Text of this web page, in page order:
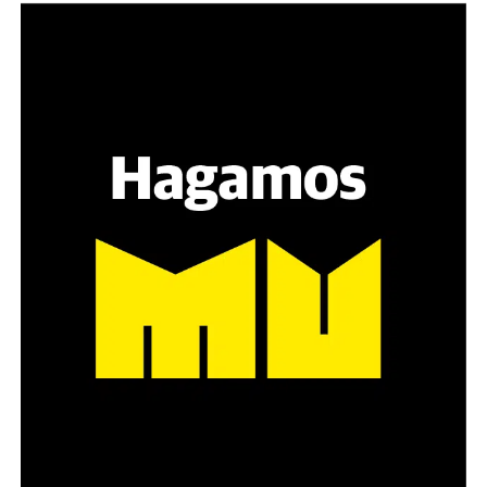
es a través del interrogante, que puedan encarnar la
pregunta», comparte Gonzalo, de 41 años.